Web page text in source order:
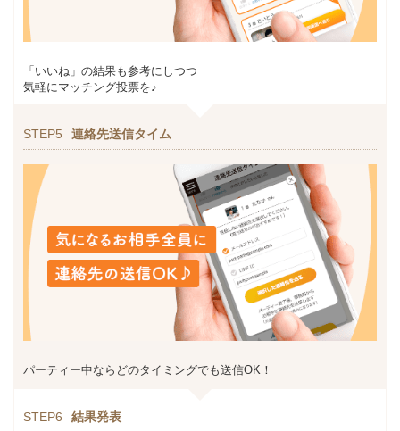
「いいね」の結果も参考にしつつ
気軽にマッチング投票を♪
STEP5 連絡先送信タイム
パーティー中ならどのタイミングでも送信OK！
STEP6 結果発表